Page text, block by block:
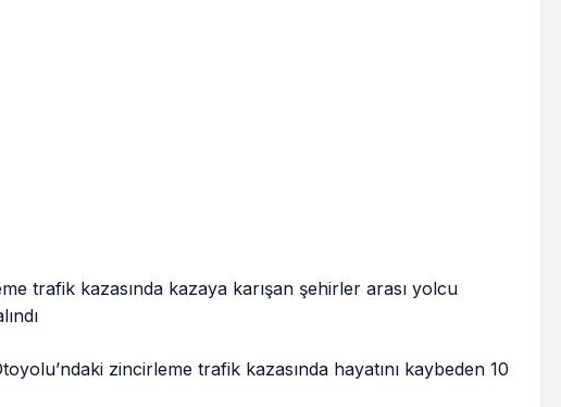
trafik kazasında kazaya karışan şehirler arası yolcu
zincirleme trafik kazasında hayatını kaybeden 10